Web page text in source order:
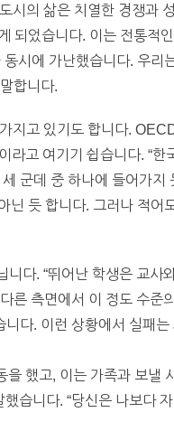
시의 삶은 치열한 경쟁과
되었습니다. 이는 전통적
시에 가난했습니다. 우
합니다.
지고 있기도 합니다.
고 여기기 쉽습니다. “한
군데 중 하나에 들어가
닌 듯 합니다. 그러나 적어
다. “뛰어난 학생은 교사
른 측면에서 이 정도 수준
다. 이런 상황에서 실패
했고, 이는 가족과 보낼
습니다. “당신은 나보다